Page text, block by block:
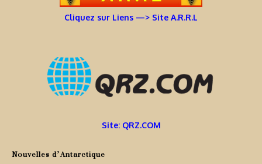
Cliquez sur Liens —> Site A.R.R.L
Site: QRZ.COM
Nouvelles d’Antarctique